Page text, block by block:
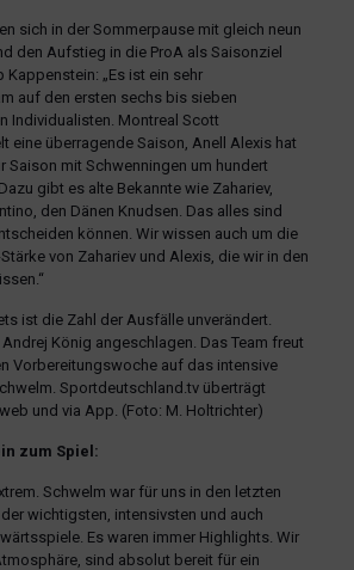
sich in der Sommerpause mit gleich neun
den Aufstieg in die ProA als Saisonziel
Kappenstein: „Es ist ein sehr
auf den ersten sechs bis sieben
Individualisten. Montreal Scott
eine überragende Saison, Anell Alexis hat
Saison mit Schwenningen um hundert
gibt es alte Bekannte wie Zahariev,
den Dänen Knudsen. Das alles sind
können. Wir wissen auch um die
von Zahariev und Alexis, die wir in den
ist die Zahl der Ausfälle unverändert.
König angeschlagen. Das Team freut
Vorbereitungswoche auf das intensive
Sportdeutschland.tv überträgt
und via App. (Foto: M. Holtrichter)
zum Spiel:
Schwelm war für uns in den letzten
wichtigsten, intensivsten und auch
Es waren immer Highlights. Wir
sind absolut bereit für ein